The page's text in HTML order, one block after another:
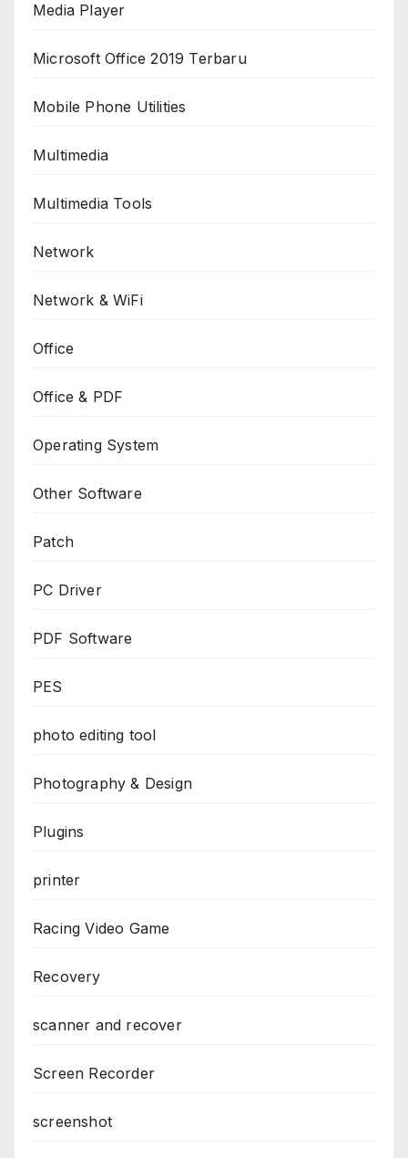
Media Player
Microsoft Office 2019 Terbaru
Mobile Phone Utilities
Multimedia
Multimedia Tools
Network
Network & WiFi
Office
Office & PDF
Operating System
Other Software
Patch
PC Driver
PDF Software
PES
photo editing tool
Photography & Design
Plugins
printer
Racing Video Game
Recovery
scanner and recover
Screen Recorder
screenshot